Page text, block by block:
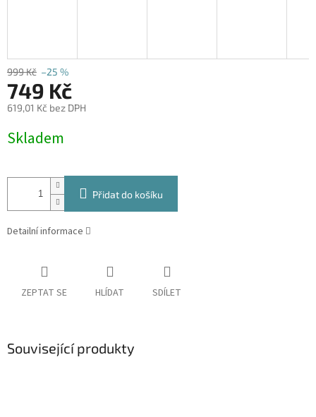
999 Kč –25 %
749 Kč
619,01 Kč bez DPH
cena:
Skladem
Přidat do košíku
Detailní informace
ZEPTAT SE HLÍDAT SDÍLET
Související produkty